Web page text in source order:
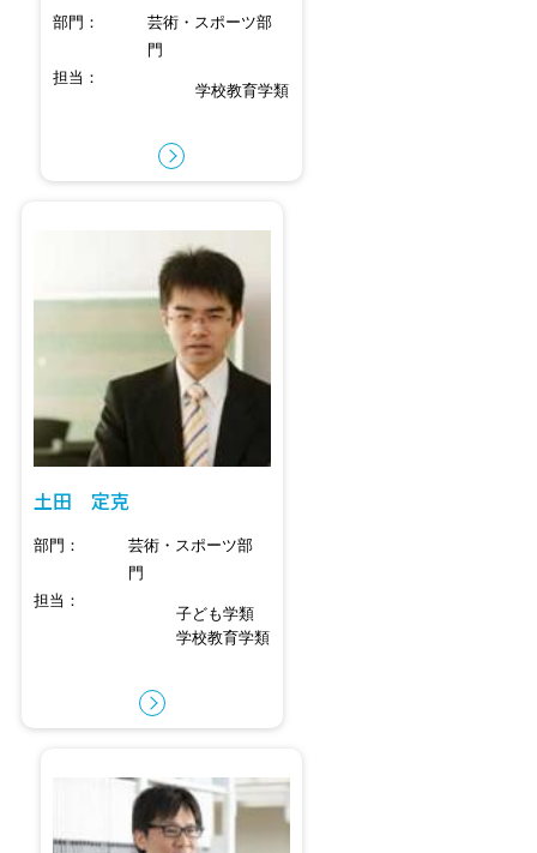
部門
芸術・スポーツ部
門
担当
学校教育学類
土田 定克
部門
芸術・スポーツ部
門
担当
子ども学類
学校教育学類